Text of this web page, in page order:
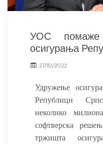
УОС помаже
осигурања
27/10/2022
Удружење
Републици
неколико
софтверска
тржишта